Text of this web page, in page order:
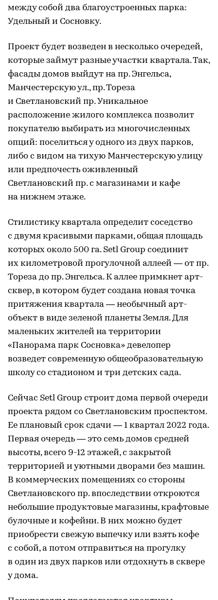
между собой два благоустроенных парка:
Удельный и Сосновку.
Проект будет возведен в несколько очередей,
которые займут разные участки квартала. Так,
фасады домов выйдут на пр. Энгельса,
Манчестерскую ул., пр. Тореза
и Светлановский пр. Уникальное
расположение жилого комплекса позволит
покупателю выбирать из многочисленных
опций: поселиться у одного из двух парков,
либо с видом на тихую Манчестерскую улицу
или предпочесть оживленный
Светлановский пр. с магазинами и кафе
на нижнем этаже.
Стилистику квартала определит соседство
с двумя красивыми парками, общая площадь
которых около 500 га. Setl Group соединит
их километровой прогулочной аллеей — от пр.
Тореза до пр. Энгельса. К аллее примкнет арт-
сквер, в котором будет создана новая точка
притяжения квартала — необычный арт-
объект в виде зеленой планеты Земля. Для
маленьких жителей на территории
«Панорама парк Сосновка» девелопер
возведет современную общеобразовательную
школу со стадионом и три детских сада.
Сейчас Setl Group строит дома первой очереди
проекта рядом со Светлановским проспектом.
Ее плановый срок сдачи — 1 квартал 2022 года.
Первая очередь — это семь домов средней
высоты, всего 9-12 этажей, с закрытой
территорией и уютными дворами без машин.
В коммерческих помещениях со стороны
Светлановского пр. впоследствии откроются
небольшие продуктовые магазины, крафтовые
булочные и кофейни. В них можно будет
приобрести свежую выпечку или взять кофе
с собой, а потом отправиться на прогулку
в один из двух парков или отдохнуть в сквере
у дома.